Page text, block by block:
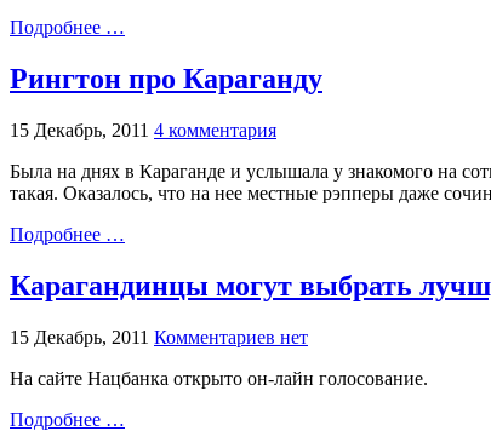
Подробнее …
Рингтон про Караганду
15 Декабрь, 2011 4 комментария
Была на днях в Караганде и услышала у знакомого на
такая. Оказалось, что на нее местные рэпперы даже
Подробнее …
Карагандинцы могут выбрать
15 Декабрь, 2011 Комментариев нет
На сайте Нацбанка открыто он-лайн голосование.
Подробнее …